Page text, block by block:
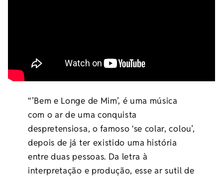
“’Bem e Longe de Mim’, é uma música
com o ar de uma conquista
despretensiosa, o famoso ‘se colar, colou’,
depois de já ter existido uma história
entre duas pessoas. Da letra à
interpretação e produção, esse ar sutil de